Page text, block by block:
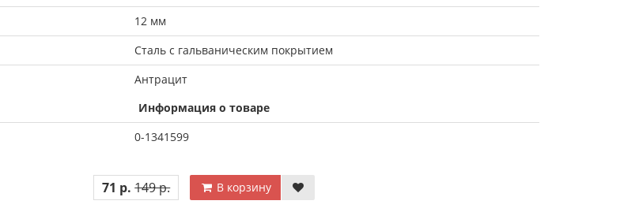
12 мм
Сталь с гальваническим покрытием
Антрацит
Информация о товаре
0-1341599
71 р. 149 р. В корзину